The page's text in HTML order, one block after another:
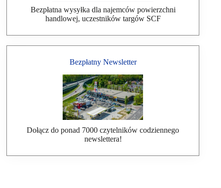
Bezpłatna wysyłka dla najemców powierzchni
handlowej, uczestników targów SCF
Bezpłatny Newsletter
Dołącz do ponad 7000 czytelników codziennego
newslettera!